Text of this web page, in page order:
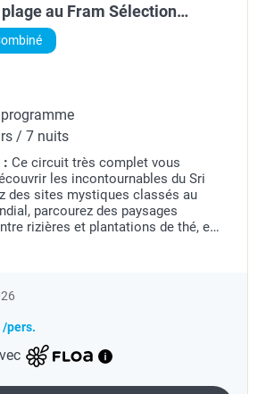
au Fram Sélection
/ 7 nuits
: Ce circuit très complet vous
les incontournables du Sri
des sites mystiques classés au
parcourez des paysages
rizières et plantations de thé, et
/pers.